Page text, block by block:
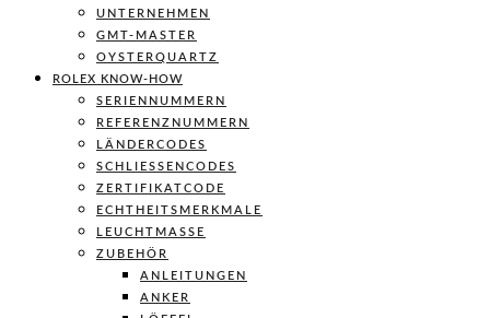
UNTERNEHMEN
GMT-MASTER
OYSTERQUARTZ
ROLEX KNOW-HOW
SERIENNUMMERN
REFERENZNUMMERN
LÄNDERCODES
SCHLIESSENCODES
ZERTIFIKATCODE
ECHTHEITSMERKMALE
LEUCHTMASSE
ZUBEHÖR
ANLEITUNGEN
ANKER